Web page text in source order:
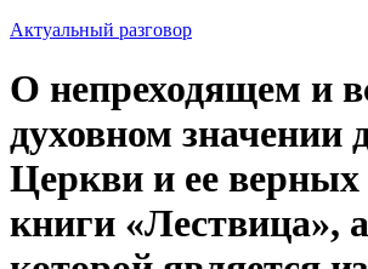
Актуальный разговор
О непреходящем и
духовном значении
Церкви и ее верных
книги «Лествица»,